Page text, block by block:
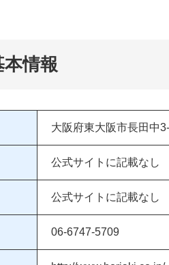
情報
大阪府東大阪市長田中
公式サイトに記載なし
公式サイトに記載なし
06-6747-5709